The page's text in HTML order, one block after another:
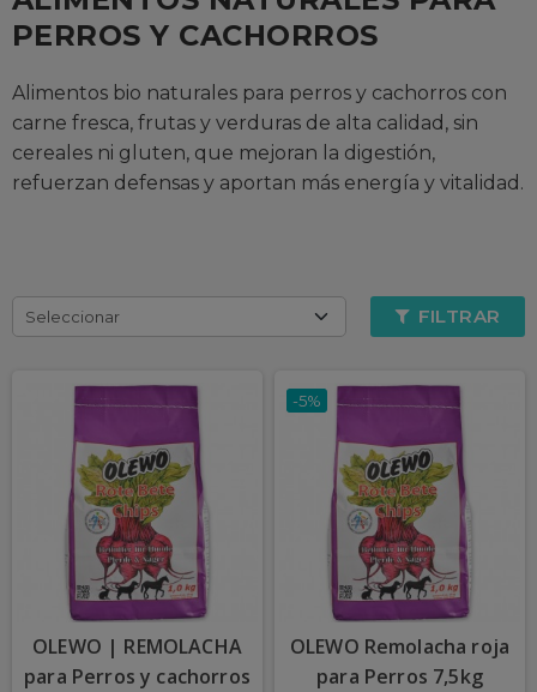
PERROS Y CACHORROS
Alimentos bio naturales para perros y cachorros con
carne fresca, frutas y verduras de alta calidad, sin
cereales ni gluten, que mejoran la digestión,
refuerzan defensas y aportan más energía y vitalidad.
Seleccionar FILTRAR
OLEWO | REMOLACHA
para Perros y cachorros
-5%
OLEWO Remolacha roja
para Perros 7,5kg